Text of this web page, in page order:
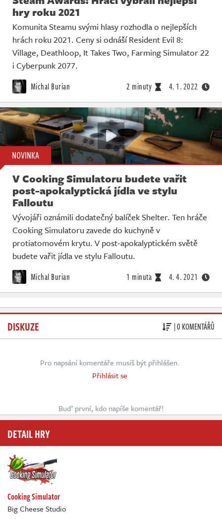
hry roku 2021
Komunita Steamu svými hlasy rozhodla o nejlepších
hrách roku 2021. Ceny si odnáší Resident Evil 8:
Village, Deathloop, It Takes Two, Farming Simulator 22
i Cyberpunk 2077.
Michal Burian 2 minuty 4. 1. 2022
NOVINKA
V Cooking Simulatoru budete vařit
post-apokalyptická jídla ve stylu
Falloutu
Vývojáři oznámili dodatečný balíček Shelter. Ten hráče
Cooking Simulatoru zavede do kuchyně v
protiatomovém krytu. V post-apokalyptickém světě
budete vařit jídla ve stylu Falloutu.
Michal Burian 1 minuta 4. 4. 2021
DISKUZE | 0 KOMENTÁŘŮ
Pro napsání komentáře musíš být přihlášen.
Přihlásit se
Buď první, kdo napíše komentář!
DETAIL HRY
Cooking Simulator
Big Cheese Studio